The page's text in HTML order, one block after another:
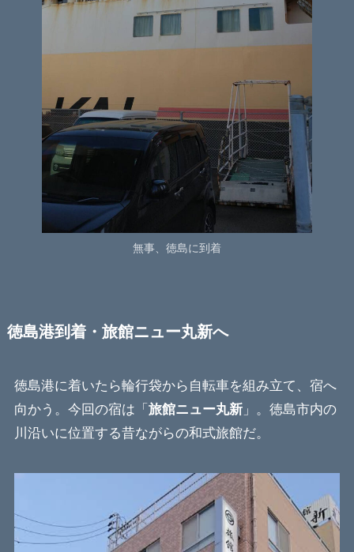
無事、徳島に到着
徳島港到着・旅館ニュー丸新へ
徳島港に着いたら輪行袋から自転車を組み立て、宿へ
向かう。今回の宿は「 旅館ニュー丸新」。徳島市内の
川沿いに位置する昔ながらの和式旅館だ。